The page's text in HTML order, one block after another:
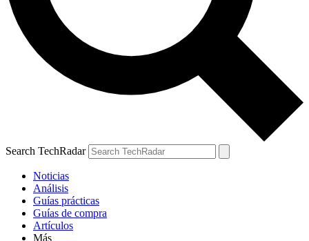
Search TechRadar
Noticias
Análisis
Guías prácticas
Guías de compra
Artículos
Más